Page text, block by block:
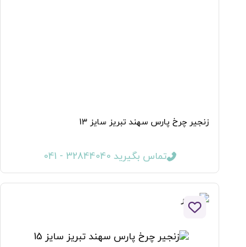
زنجیر چرخ پارس سهند تبریز سایز 13
تماس بگیرید 32844040 - 041
افزودن به لیست علاقه مندی ها